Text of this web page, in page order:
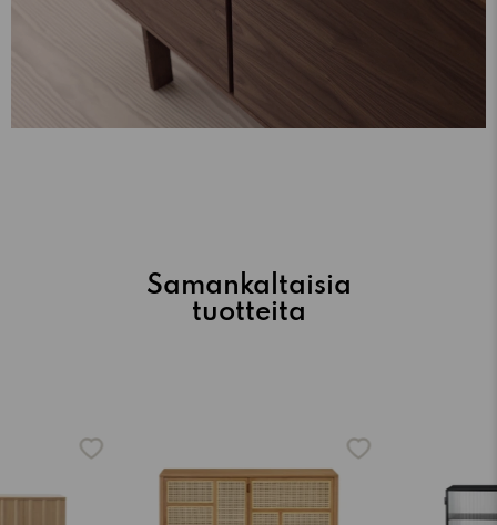
Samankaltaisia
tuotteita